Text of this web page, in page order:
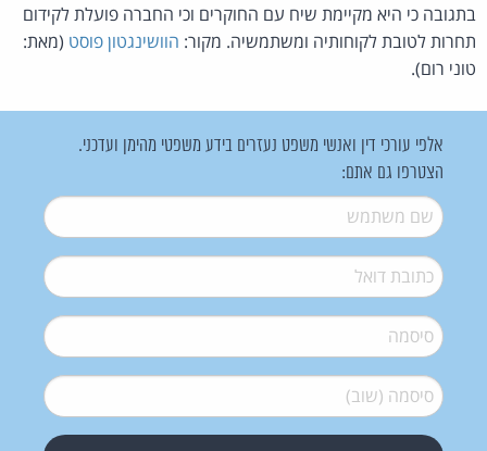
בתגובה כי היא מקיימת שיח עם החוקרים וכי החברה פועלת לקידום
תחרות לטובת לקוחותיה ומשתמשיה. מקור: הוושינגטון פוסט (מאת:
טוני רום).
אלפי עורכי דין ואנשי משפט נעזרים בידע משפטי מהימן ועדכני.
הצטרפו גם אתם:
שם משתמש*
דואל*
סיסמה*
סיסמה (שוב)*